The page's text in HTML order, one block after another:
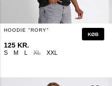
S M L XL XXL
HOODIE "RORY"
125 KR.
KØB